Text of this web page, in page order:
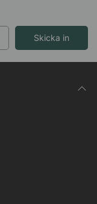
Skicka in